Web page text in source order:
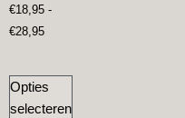
€18,95 -
€28,95
Opties
selecteren